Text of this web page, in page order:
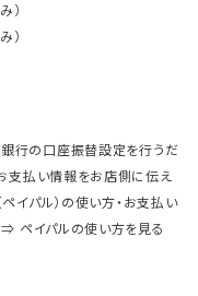
）
）
銀行の口座振替設定を行うだ
支払い情報をお店側に伝え
イパル）の使い方・お支払い
⇒ ペイパルの使い方を見る